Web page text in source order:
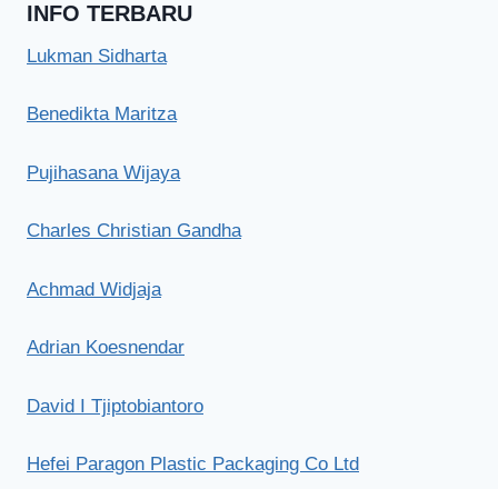
INFO TERBARU
Lukman Sidharta
Benedikta Maritza
Pujihasana Wijaya
Charles Christian Gandha
Achmad Widjaja
Adrian Koesnendar
David I Tjiptobiantoro
Hefei Paragon Plastic Packaging Co Ltd